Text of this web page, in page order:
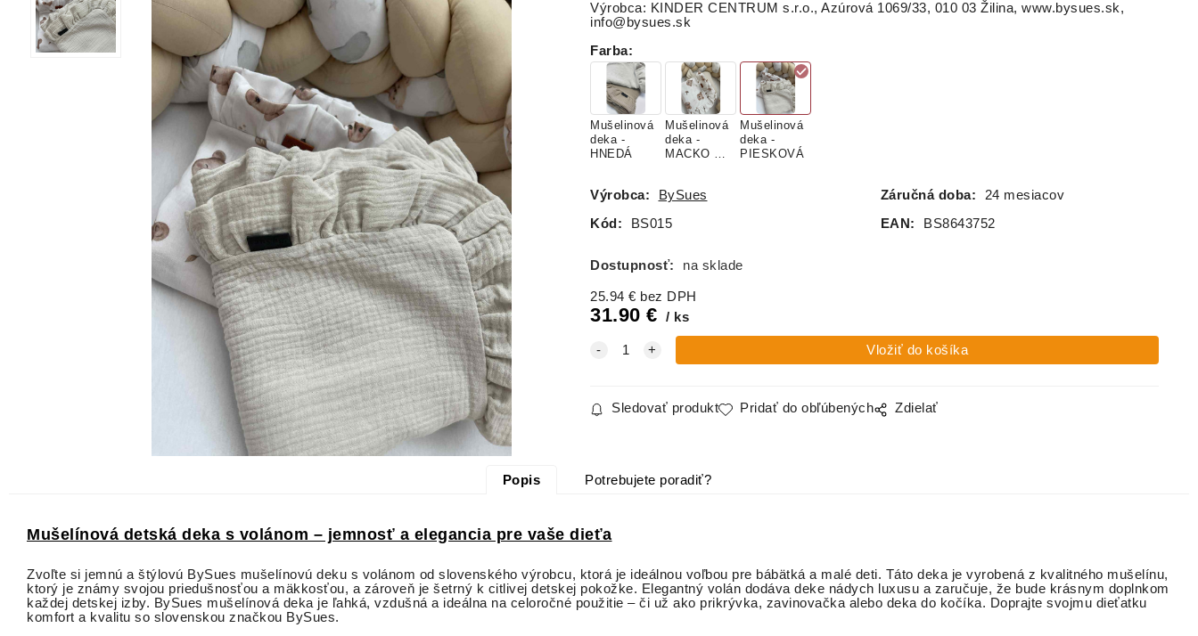
Výrobca: KINDER CENTRUM s.r.o., Azúrová 1069/33, 010 03 Žilina, www.bysues.sk,
info@bysues.sk
Farba:
Mušelinová
deka -
HNEDÁ
Mušelinová
deka -
MACKO by
Mušelinová
deka -
PIESKOVÁ
Výrobca: BySues Záručná doba:
24 mesiacov
Kód:
BS015 EAN: BS8643752
Dostupnosť: na sklade
25.94 € bez DPH
31.90 € ks
Sledovať produkt Pridať do obľúbených Zdielať
Popis Potrebujete poradiť?
Mušelínová detská deka s volánom – jemnosť a elegancia pre vaše dieťa
Zvoľte si jemnú a štýlovú BySues mušelínovú deku s volánom od slovenského výrobcu, ktorá je ideálnou voľbou pre bábätká a malé deti. Táto deka je vyrobená z kvalitného mušelínu,
ktorý je známy svojou priedušnosťou a mäkkosťou, a zároveň je šetrný k citlivej detskej pokožke. Elegantný volán dodáva deke nádych luxusu a zaručuje, že bude krásnym doplnkom
každej detskej izby. BySues mušelínová deka je ľahká, vzdušná a ideálna na celoročné použitie – či už ako prikrývka, zavinovačka alebo deka do kočíka. Doprajte svojmu dieťatku
komfort a kvalitu so slovenskou značkou BySues.